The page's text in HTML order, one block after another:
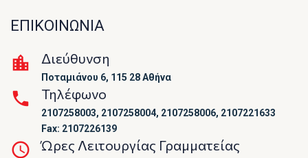
ΕΠΙΚΟΙΝΩΝΙΑ
Διεύθυνση
Ποταμιάνου 6, 115 28 Αθήνα
Τηλέφωνο
2107258003, 2107258004, 2107258006, 2107221633
Fax: 2107226139
Ώρες Λειτουργίας Γραμματείας